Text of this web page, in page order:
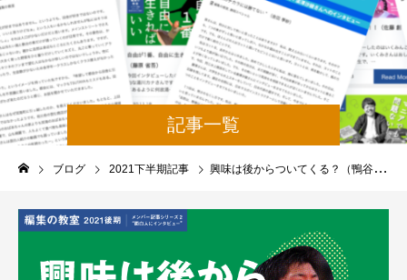
記事一覧
ブログ 2021下半期記事 興味は後からついてくる？（鴨谷惟名世）